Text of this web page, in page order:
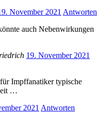
November 2021 Antworten
auch Nebenwirkungen
19. November 2021
Impffanatiker typische
…
2021 Antworten